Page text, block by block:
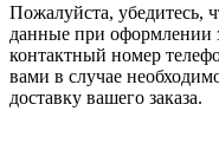
Пожалуйста, убедитесь,
данные при оформлении
контактный номер
вами в случае
доставку вашего заказа.